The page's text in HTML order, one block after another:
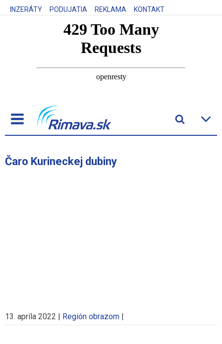
INZERÁTY PODUJATIA REKLAMA KONTAKT
Čaro Kurineckej dubiny
13. apríla 2022 | Región obrazom |